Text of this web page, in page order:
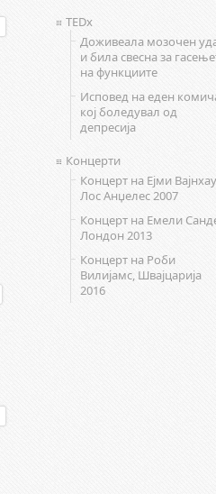
TEDx
Доживеала мозочен
и била свесна за
на функциите
Исповед на еден
кој боледувал од
депресија
Концерти
Концерт на Ејми
Лос Анџелес 2007
Концерт на Емели
Лондон 2013
Концерт на Роби
Вилијамс, Швајцарија
2016